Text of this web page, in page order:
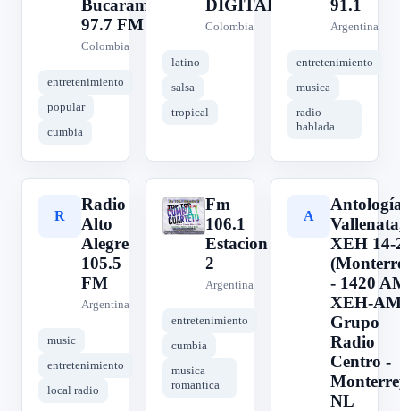
Bucaramanga
97.7 FM
Colombia
entretenimiento
popular
cumbia
DIGITAL
Colombia
latino
salsa
tropical
91.1
Argentina
entretenimiento
musica
radio
hablada
R
Radio
Alto
Alegre
105.5
FM
Argentina
music
entretenimiento
local radio
F
Fm
106.1
Estacion
2
Argentina
entretenimiento
cumbia
musica
romantica
A
XEH 14-
- 1420
XEH-
Grupo
Radio
Centro -
NL